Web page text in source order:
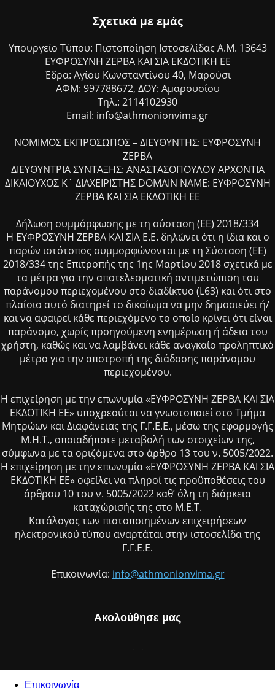
Σχετικά με εμάς
Υπουργείο Τύπου: Πιστοποίηση Ιστοσελίδας Α.Μ. 13643
ΕΥΦΡΟΣΥΝΗ ΖΕΡΒΑ ΚΑΙ ΣΙΑ ΕΚΔΟΤΙΚΗ ΕΕ
Έδρα: Αγίου Κωνσταντίνου 40, Μαρούσι
ΑΦΜ: 997788672, ΔΟΥ: Αμαρουσίου
Τηλ.: 2114102930
Email: info@athmonionvima.gr
ΝΟΜΙΜΟΣ ΕΚΠΡΟΣΩΠΟΣ – ΔΙΕΥΘΥΝΤΗΣ: ΕΥΦΡΟΣΥΝΗ
ΖΕΡΒΑ
ΔΙΕΥΘΥΝΤΡΙΑ ΣΥΝΤΑΞΗΣ: ΑΝΑΣΤΑΣΟΠΟΥΛΟΥ ΑΡΧΟΝΤΙΑ
ΔΙΚΑΙΟΥΧΟΣ Κ` ΔΙΑΧΕΙΡΙΣΤΗΣ DOMAIN NAME: ΕΥΦΡΟΣΥΝΗ
ΖΕΡΒΑ ΚΑΙ ΣΙΑ ΕΚΔΟΤΙΚΗ ΕΕ
Δήλωση συμμόρφωσης με τη σύσταση (ΕΕ) 2018/334
Η ΕΥΦΡΟΣΥΝΗ ΖΕΡΒΑ ΚΑΙ ΣΙΑ Ε.Ε. δηλώνει ότι η ίδια και ο
παρών ιστότοπος συμμορφώνονται με τη Σύσταση (ΕΕ)
2018/334 της Επιτροπής της 1ης Μαρτίου 2018 σχετικά με
τα μέτρα για την αποτελεσματική αντιμετώπιση του
παράνομου περιεχομένου στο διαδίκτυο (L63) και ότι στο
πλαίσιο αυτό διατηρεί το δικαίωμα να μην δημοσιεύει ή/
και να αφαιρεί κάθε περιεχόμενο το οποίο κρίνει ότι είναι
παράνομο, χωρίς προηγούμενη ενημέρωση ή άδεια του
χρήστη, καθώς και να λαμβάνει κάθε αναγκαίο προληπτικό
μέτρο για την αποτροπή της διάδοσης παράνομου
περιεχομένου.
Η επιχείρηση με την επωνυμία «ΕΥΦΡΟΣΥΝΗ ΖΕΡΒΑ ΚΑΙ ΣΙΑ
ΕΚΔΟΤΙΚΗ ΕΕ» υποχρεούται να γνωστοποιεί στο Τμήμα
Μητρώων και Διαφάνειας της Γ.Γ.Ε.Ε., μέσω της εφαρμογής
Μ.Η.Τ., οποιαδήποτε μεταβολή των στοιχείων της,
σύμφωνα με τα οριζόμενα στο άρθρο 13 του ν. 5005/2022.
Η επιχείρηση με την επωνυμία «ΕΥΦΡΟΣΥΝΗ ΖΕΡΒΑ ΚΑΙ ΣΙΑ
ΕΚΔΟΤΙΚΗ ΕΕ» οφείλει να πληροί τις προϋποθέσεις του
άρθρου 10 του ν. 5005/2022 καθ’ όλη τη διάρκεια
καταχώρισής της στο Μ.Ε.Τ.
Κατάλογος των πιστοποιημένων επιχειρήσεων
ηλεκτρονικού τύπου αναρτάται στην ιστοσελίδα της
Γ.Γ.Ε.Ε.
Επικοινωνία: info@athmonionvima.gr
Ακολούθησε μας
Επικοινωνία